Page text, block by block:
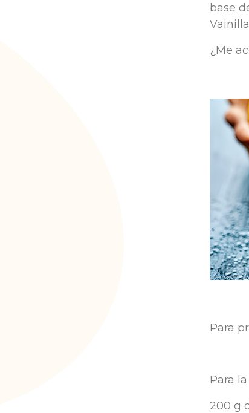
base
¿Me
Para
Para
200 g